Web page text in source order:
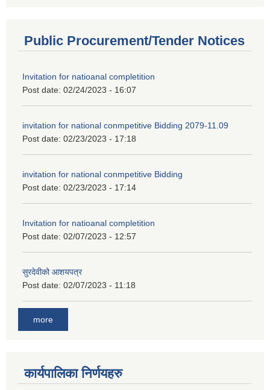
Public Procurement/Tender Notices
Invitation for natioanal completition
Post date: 02/24/2023 - 16:07
invitation for national conmpetitive Bidding 2079-11.09
Post date: 02/23/2023 - 17:18
invitation for national conmpetitive Bidding
Post date: 02/23/2023 - 17:14
Invitation for natioanal completition
Post date: 02/07/2023 - 12:57
सुरदेवीको आशयपत्र
Post date: 02/07/2023 - 11:18
more
कार्यपालिका निर्णयहरु